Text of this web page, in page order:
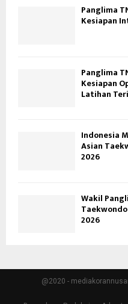
Panglima
Kesiapan
Panglima
Kesiapan
Latihan
Indonesia
Asian
2026
Wakil
2026
@2020 -